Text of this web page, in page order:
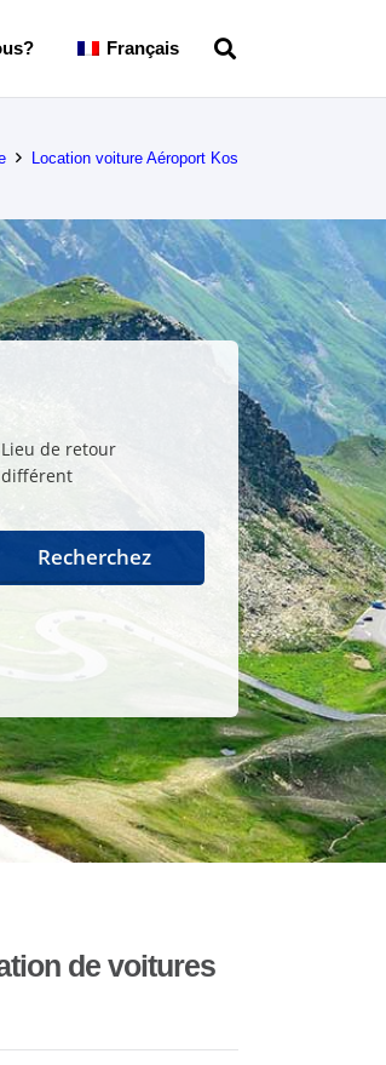
Français
Location voiture Aéroport Kos
Lieu de retour
différent
Recherchez
de voitures